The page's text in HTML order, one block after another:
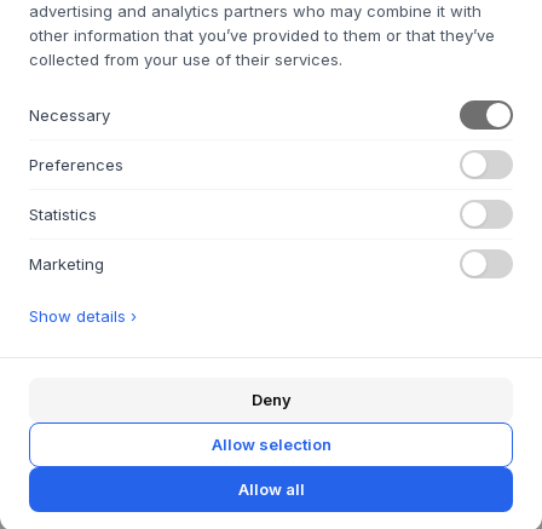
MontanaSelection es un arreglo listo de los hermosos
Montana. Se ha creado una selección de muebles bonitos,
exactamente la combinación que necesita, así como
ruedas o suspensión en su módulo?
práctico y bonito para guardar la ropa, por ejemplo, tanto
H 82,2 CM / W 69,6 CM / D 38 CM
advertising and analytics partners who may combine it with
other information that you’ve provided to them or that they’ve
collected from your use of their services.
Necessary
Preferences
Statistics
Marketing
Show details ›
Deny
Allow selection
Allow all